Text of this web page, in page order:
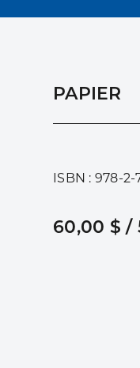
PAPIER
ISBN : 978-2-
60,00 $ /